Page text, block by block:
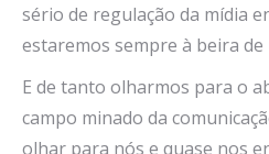
sério de regulação da mídia
estaremos sempre à beira de
E de tanto olharmos para o
campo minado da
olhar para nós e quase nos